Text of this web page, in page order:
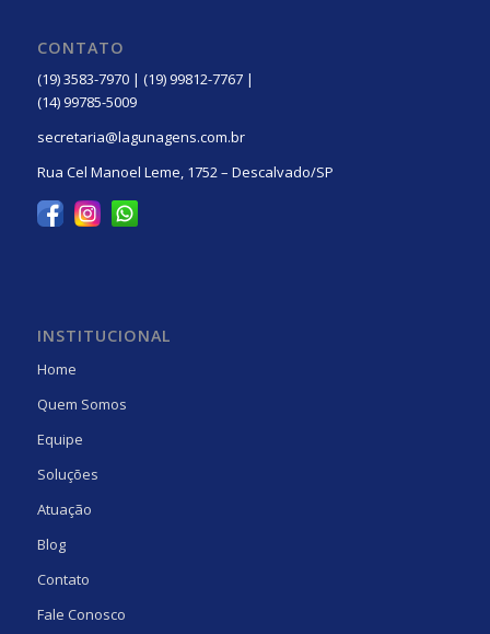
CONTATO
(19) 3583-7970 | (19) 99812-7767 |
(14) 99785-5009
secretaria@lagunagens.com.br
Rua Cel Manoel Leme, 1752 – Descalvado/SP
INSTITUCIONAL
Home
Quem Somos
Equipe
Soluções
Atuação
Blog
Contato
Fale Conosco